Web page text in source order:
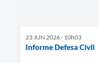
23 JUN 2026 - 10h03
Informe Defesa Civil